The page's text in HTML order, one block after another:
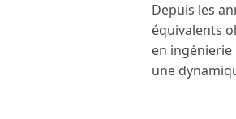
Depuis les
équivalents
en
une